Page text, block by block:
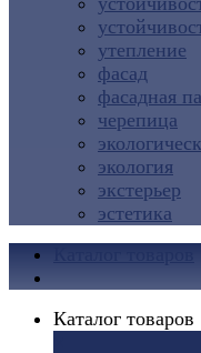
утепление
фасад
фасадная
черепица
экология
экстерьер
эстетика
Каталог товаров